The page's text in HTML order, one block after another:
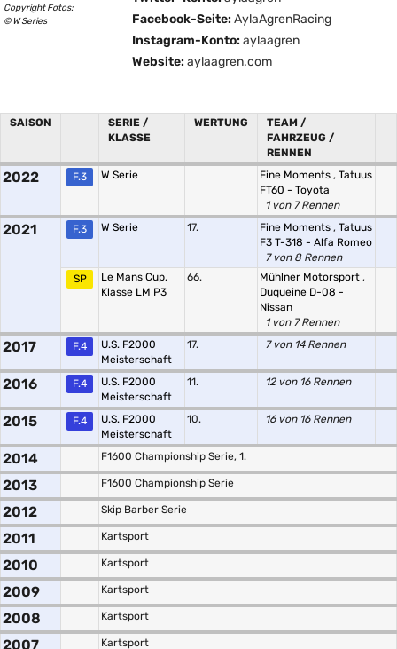
Copyright Fotos:
© W Series
Facebook-Seite: AylaAgrenRacing
Instagram-Konto: aylaagren
Website: aylaagren.com
SAISON
SERIE /
KLASSE
WERTUNG
TEAM /
FAHRZEUG /
RENNEN
2022 F.3 W Serie Fine Moments , Tatuus
FT60 - Toyota
1 von 7 Rennen
2021 F.3 W Serie 17. Fine Moments , Tatuus
F3 T-318 - Alfa Romeo
7 von 8 Rennen
SP
Le Mans Cup,
Klasse LM P3
66. Mühlner Motorsport ,
Duqueine D-08 -
Nissan
1 von 7 Rennen
2017 F.4
U.S. F2000
Meisterschaft
17. 7 von 14 Rennen
2016 F.4
U.S. F2000
Meisterschaft
11. 12 von 16 Rennen
2015 F.4
U.S. F2000
Meisterschaft
10. 16 von 16 Rennen
2014 F1600 Championship Serie, 1.
2013 F1600 Championship Serie
2012 Skip Barber Serie
2011 Kartsport
2010 Kartsport
2009 Kartsport
2008 Kartsport
2007 Kartsport